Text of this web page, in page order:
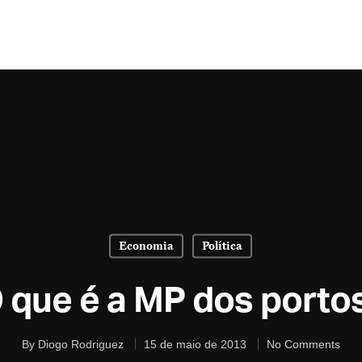
Economia Política
que é a MP dos
By Diogo Rodriguez 15 de maio de 2013 No Comments